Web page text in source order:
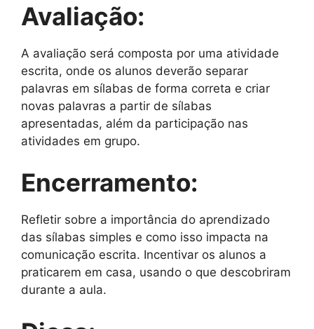
Avaliação:
A avaliação será composta por uma atividade
escrita, onde os alunos deverão separar
palavras em sílabas de forma correta e criar
novas palavras a partir de sílabas
apresentadas, além da participação nas
atividades em grupo.
Encerramento:
Refletir sobre a importância do aprendizado
das sílabas simples e como isso impacta na
comunicação escrita. Incentivar os alunos a
praticarem em casa, usando o que descobriram
durante a aula.